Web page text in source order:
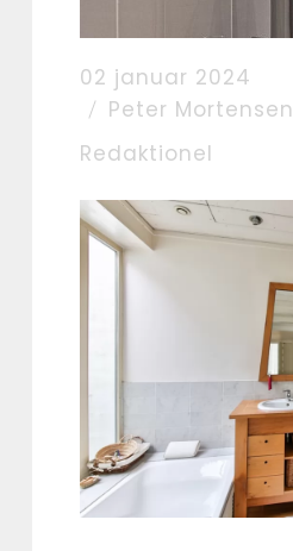
02 januar 2024
Peter Mortensen
Redaktionel